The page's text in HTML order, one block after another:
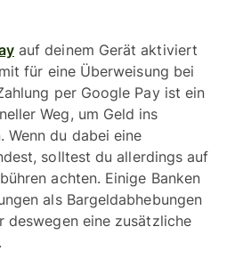
auf deinem Gerät aktiviert
für eine Überweisung bei
per Google Pay ist ein
Weg, um Geld ins
Wenn du dabei eine
solltest du allerdings auf
achten. Einige Banken
als Bargeldabhebungen
deswegen eine zusätzliche